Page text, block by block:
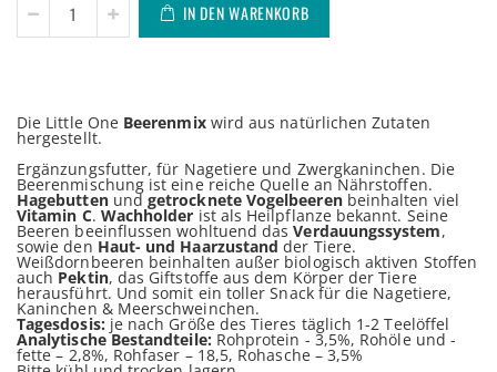
IN DEN WARENKORB
Die Little One Beerenmixwird aus natürlichen Zutaten
hergestellt.
Ergänzungsfutter, für Nagetiere und Zwergkaninchen. Die
Beerenmischung ist eine reiche Quelle an Nährstoffen.
Hagebuttenundgetrocknete Vogelbeerenbeinhalten viel
Vitamin C. Wachholder ist als Heilpflanze bekannt. Seine
Beeren beeinflussen wohltuend dasVerdauungssystem,
sowie den Haut- und Haarzustand der Tiere.
Weißdornbeeren beinhalten außer biologisch aktiven Stoffen
auch Pektin, das Giftstoffe aus dem Körper der Tiere
herausführt. Und somit ein toller Snack für die Nagetiere,
Kaninchen & Meerschweinchen.
Tagesdosis: je nach Größe des Tieres täglich 1-2 Teelöffel
Analytische Bestandteile: Rohprotein - 3,5%, Rohöle und -
fette – 2,8%, Rohfaser – 18,5, Rohasche – 3,5%